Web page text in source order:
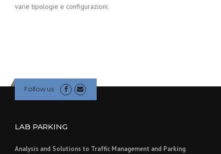
varie tipologie e configurazioni.
Follow us
LAB PARKING
Analysis and Solutions to Traffic Management and Parking